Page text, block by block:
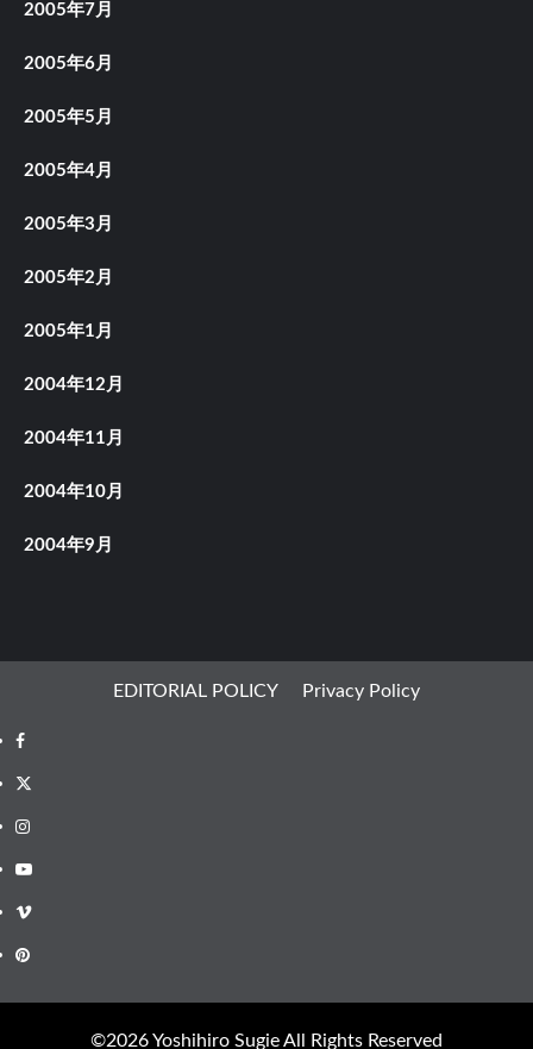
2005年7月
2005年6月
2005年5月
2005年4月
2005年3月
2005年2月
2005年1月
2004年12月
2004年11月
2004年10月
2004年9月
EDITORIAL POLICY Privacy Policy
Facebook
X
Instagram
Youtube
Vimeo
Pinterest
©︎2026 Yoshihiro Sugie All Rights Reserved